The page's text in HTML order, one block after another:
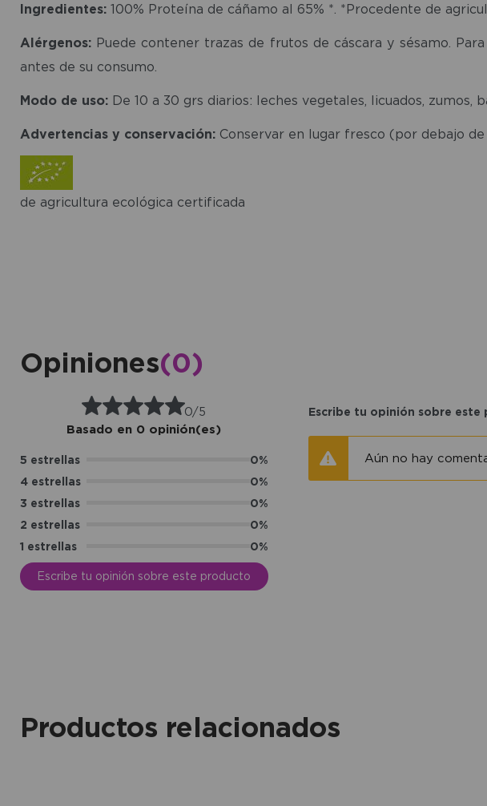
Ingredientes:100% Proteína de cáñamo al 65% *. *Procedente de
Alérgenos:Puede contener trazas de frutos de cáscara y sésamo.
antes de su consumo.
Modo de uso:De 10 a 30 grs diarios: leches vegetales, licuados, zumos,
Advertencias y conservación:Conservar en lugar fresco (por debajo de
de agricultura ecológica certificada
Opiniones(0)
0/5
Basado en 0 opinión(es)
5 estrellas
0%
4 estrellas
0%
3 estrellas
0%
2 estrellas
0%
1 estrellas
0%
Escribe tu opinión sobre este producto
Escribe tu opinión sobre este
Aún no hay
Productos relacionados